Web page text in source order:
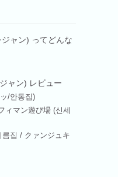
ャン) ってどんな
ャン) レビュー
/안동집)
ィマン遊び場 (신세
집 / クァンジュキ